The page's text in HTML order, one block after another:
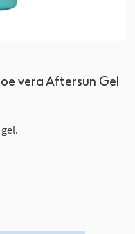
vera Aftersun Gel